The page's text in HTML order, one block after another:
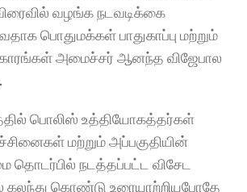
வழங்க நடவடிக்கை
பொதுமக்கள் பாதுகாப்பு மற்றும்
அமைச்சர் ஆனந்த விஜேபால
பொலிஸ் உத்தியோகத்தர்கள்
மற்றும் அப்பகுதியின்
தொடர்பில் நடத்தப்பட்ட விசேட
கலந்து கொண்டு உரையாற்றியபோதே